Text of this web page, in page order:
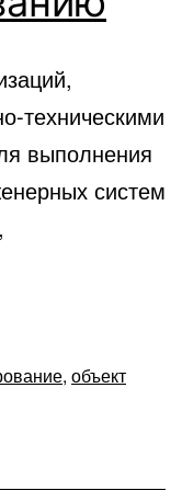
техническими
выполнения
систем
, объект